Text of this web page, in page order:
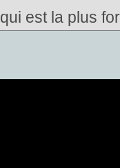
qui est la plus